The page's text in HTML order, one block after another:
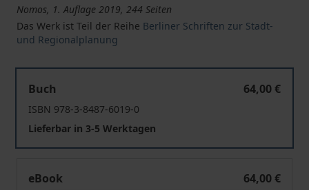
Nomos, 1. Auflage 2019, 244 Seiten
Das Werk ist Teil der Reihe Berliner Schriften zur Stadt-
und Regionalplanung
Buch
64,00 €
ISBN 978-3-8487-6019-0
Lieferbar in 3-5 Werktagen
eBook
64,00 €